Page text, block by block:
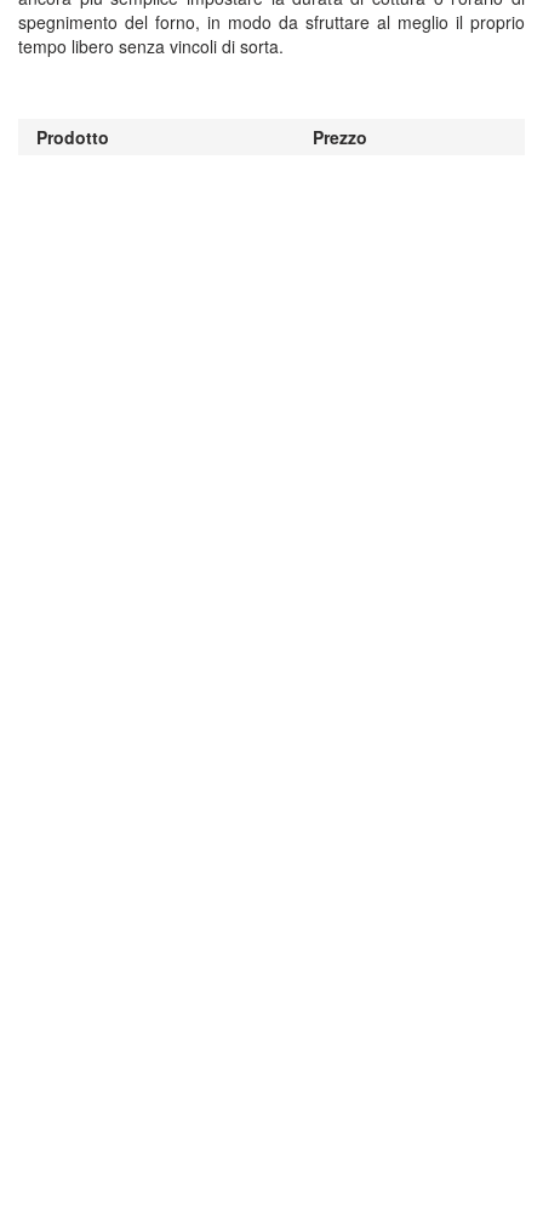
spegnimento del forno, in modo da sfruttare al meglio il proprio
tempo libero senza vincoli di sorta.
Prodotto Prezzo